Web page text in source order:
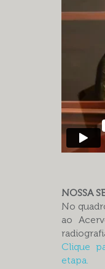
NOSSA
No
ao
Clique
etapa.